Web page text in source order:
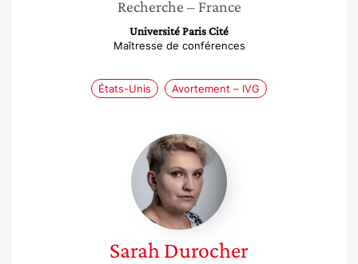
Recherche – France
Université Paris Cité
Maîtresse de conférences
États-Unis Avortement – IVG
Sarah
Durocher
Sarah Durocher